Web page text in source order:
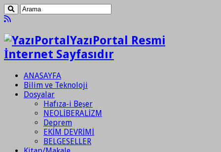
YazıPortal Resmi
İnternet Sayfasıdır
ANASAYFA
Bilim ve Teknoloji
Dosyalar
Hafıza-i Beşer
NEOLİBERALİZM
Deprem
EKİM DEVRİMİ
BELGESELLER